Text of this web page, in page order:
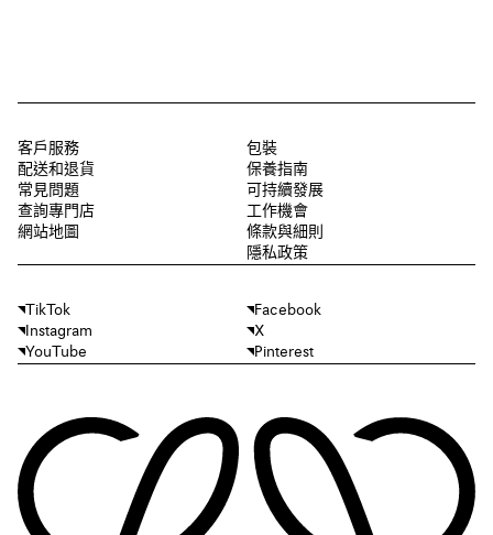
客戶服務
配送和退貨
常見問題
查詢專門店
網站地圖
包裝
保養指南
可持續發展
工作機會
條款與細則
隱私政策
TikTok
Facebook
Instagram
X
YouTube
Pinterest